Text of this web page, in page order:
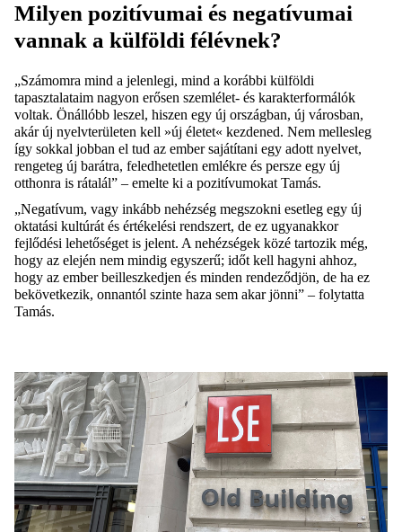
Milyen pozitívumai és negatívumai
vannak a külföldi félévnek?
„Számomra mind a jelenlegi, mind a korábbi külföldi
tapasztalataim nagyon erősen szemlélet- és karakterformálók
voltak. Önállóbb leszel, hiszen egy új országban, új városban,
akár új nyelvterületen kell »új életet« kezdened. Nem mellesleg
így sokkal jobban el tud az ember sajátítani egy adott nyelvet,
rengeteg új barátra, feledhetetlen emlékre és persze egy új
otthonra is rátalál” – emelte ki a pozitívumokat Tamás.
„Negatívum, vagy inkább nehézség megszokni esetleg egy új
oktatási kultúrát és értékelési rendszert, de ez ugyanakkor
fejlődési lehetőséget is jelent. A nehézségek közé tartozik még,
hogy az elején nem mindig egyszerű; időt kell hagyni ahhoz,
hogy az ember beilleszkedjen és minden rendeződjön, de ha ez
bekövetkezik, onnantól szinte haza sem akar jönni” – folytatta
Tamás.